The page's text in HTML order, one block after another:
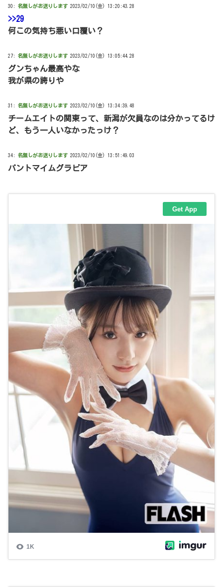
30: 名無しがお送りします 2023/02/10(金) 13:20:43.28
>>29
何この気持ち悪い口覆い？
27: 名無しがお送りします 2023/02/10(金) 13:05:44.28
グンちゃん最高やな
我が県の誇りや
31: 名無しがお送りします 2023/02/10(金) 13:34:39.48
チームエイトの関東って、新潟が欠員なのは分かってるけ
ど、もう一人いなかったっけ？
34: 名無しがお送りします 2023/02/10(金) 13:51:49.03
パントマイムグラビア